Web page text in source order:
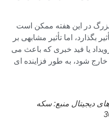
در این هفته ممکن است
بگذارد، اما تأثیر مشابهی بر
یا فید خبری که باعث می
شود، به طور فزاینده ای
دیجیتال منبع:سکه